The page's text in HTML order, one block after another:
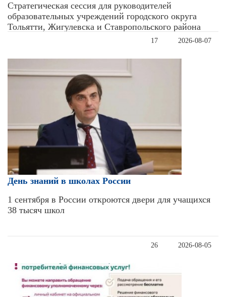
Стратегическая сессия для руководителей
образовательных учреждений городского округа
Тольятти, Жигулевска и Ставропольского района
2026-08-07
17
День знаний в школах России
1 сентября в России откроются двери для учащихся
38 тысяч школ
2026-08-05
26